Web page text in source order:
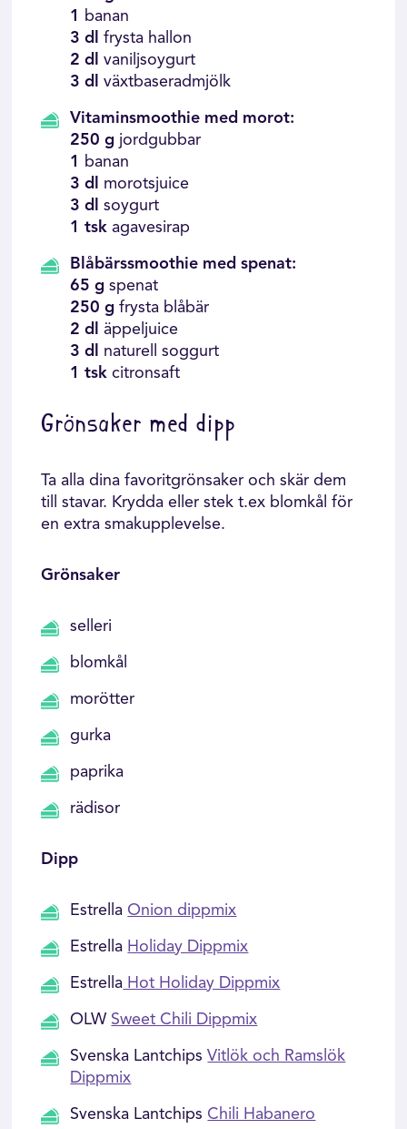
1
banan
3 dl
frysta hallon
2 dl
vaniljsoygurt
3 dl
växtbaseradmjölk
Vitaminsmoothie med morot:
250 g jordgubbar
1
banan
3 dl
morotsjuice
3 dl
soygurt
1 tsk agavesirap
Blåbärssmoothie med spenat:
65 g spenat
250 g frysta blåbär
2 dl
äppeljuice
3 dl
naturell soggurt
1 tsk citronsaft
Grönsaker med dipp
Ta alla dina favoritgrönsaker och skär dem
till stavar. Krydda eller stek t.ex blomkål för
en extra smakupplevelse.
Grönsaker
selleri
blomkål
morötter
gurka
paprika
rädisor
Dipp
Estrella Onion dippmix
Estrella Holiday Dippmix
Estrella Hot Holiday Dippmix
OLW Sweet Chili Dippmix
Svenska LantchipsVitlök och Ramslök
Dippmix
Svenska Lantchips Chili Habanero